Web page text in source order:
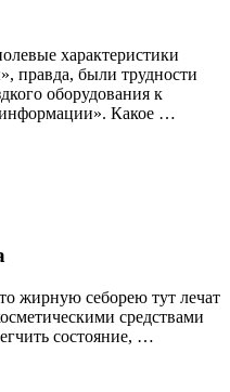
характеристики
правда, были трудности
оборудования к
Какое …
жирную себорею тут лечат
средствами
состояние, …